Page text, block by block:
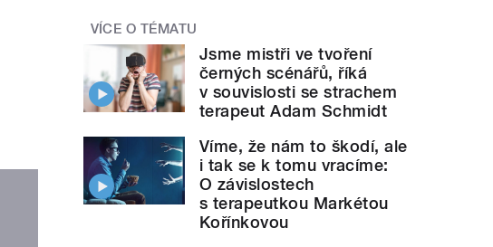
VÍCE O TÉMATU
Jsme mistři ve tvoření
černých scénářů, říká
v souvislosti se strachem
terapeut Adam Schmidt
Víme, že nám to škodí, ale
i tak se k tomu vracíme:
O závislostech
s terapeutkou Markétou
Kořínkovou